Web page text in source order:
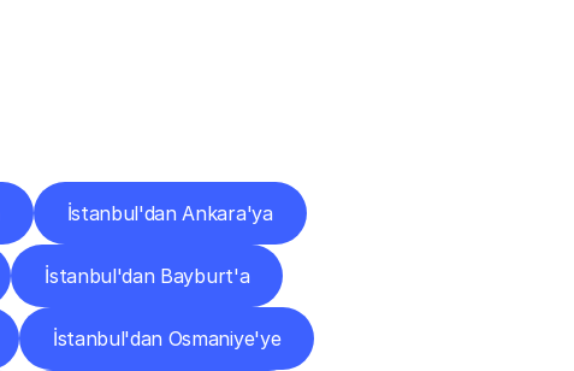
İstanbul'dan Ankara'ya
İstanbul'dan Bayburt'a
İstanbul'dan Osmaniye'ye